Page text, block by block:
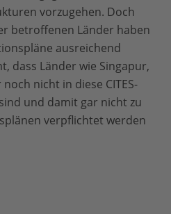
vorzugehen. Doch
betroffenen Länder haben
ausreichend
dass Länder wie Singapur,
nicht in diese CITES-
und damit gar nicht zu
verpflichtet werden